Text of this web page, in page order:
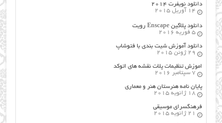
دانلود نویفرت ۲۰۱۴
14 آوریل 2015
دانلود پلاگین Enscape رویت
5 فوریه 2016
دانلود آموزش شیت بندی با فتوشاپ
29 ژوئن 2015
اموزش تنظیمات پلات نقشه های اتوکد
7 سپتامبر 2016
پایان نامه هنرستان هنر و معماري
18 ژانویه 2015
فرهنگسراي موسيقي
21 ژانویه 2015